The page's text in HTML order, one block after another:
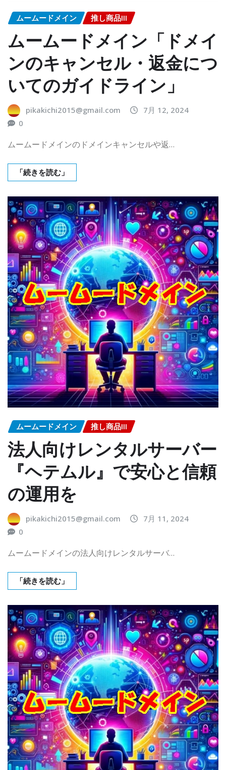
ムームードメイン 推し商品III
ムームードメイン「ドメイ
ンのキャンセル・返金につ
いてのガイドライン」
pikakichi2015@gmail.com
7月 12, 2024
0
ムームードメインのドメインキャンセルや返…
「続きを読む」
ムームードメイン 推し商品III
法人向けレンタルサーバー
『ヘテムル』で安心と信頼
の運用を
pikakichi2015@gmail.com
7月 11, 2024
0
ムームードメインの法人向けレンタルサーバ…
「続きを読む」